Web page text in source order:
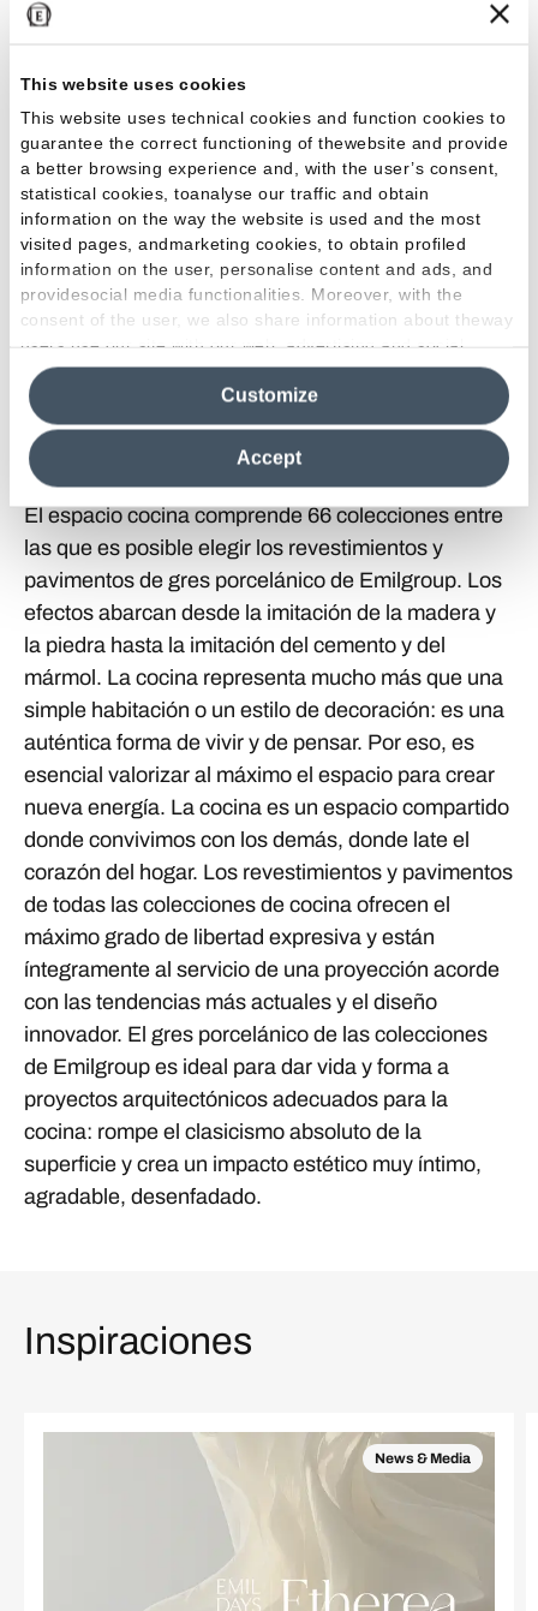
This website uses cookies
This website uses technical cookies and function cookies to
guarantee the correct functioning of thewebsite and provide
a better browsing experience and, with the user’s consent,
statistical cookies, toanalyse our traffic and obtain
information on the way the website is used and the most
visited pages, andmarketing cookies, to obtain profiled
information on the user, personalise content and ads, and
providesocial media functionalities. Moreover, with the
consent of the user, we also share information about theway
users use our site with our web, advertising and social
media analytics partners, who may combine itwith other
information in their possession. By closing this banner,
clicking on "Reject", it will be possible tocontinue browsing
the site after installing only technical cookies. For more
information see the
Cookie Policy
Accept
Customize
Cornerstone Evolution
Mostrar más
El espacio cocina comprende 66 colecciones entre
las que es posible elegir los revestimientos y
pavimentos de gres porcelánico de Emilgroup. Los
efectos abarcan desde la imitación de la madera y
la piedra hasta la imitación del cemento y del
mármol. La cocina representa mucho más que una
simple habitación o un estilo de decoración: es una
auténtica forma de vivir y de pensar. Por eso, es
esencial valorizar al máximo el espacio para crear
nueva energía. La cocina es un espacio compartido
donde convivimos con los demás, donde late el
corazón del hogar. Los revestimientos y pavimentos
de todas las colecciones de cocina ofrecen el
máximo grado de libertad expresiva y están
íntegramente al servicio de una proyección acorde
con las tendencias más actuales y el diseño
innovador. El gres porcelánico de las colecciones
de Emilgroup es ideal para dar vida y forma a
proyectos arquitectónicos adecuados para la
cocina: rompe el clasicismo absoluto de la
superficie y crea un impacto estético muy íntimo,
agradable, desenfadado.
Inspiraciones
News & Media